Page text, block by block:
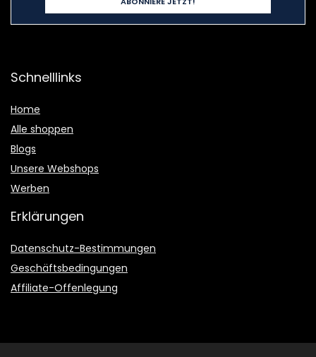
Schnelllinks
Home
Alle shoppen
Blogs
Unsere Webshops
Werben
Erklärungen
Datenschutz-Bestimmungen
Geschäftsbedingungen
Affiliate-Offenlegung